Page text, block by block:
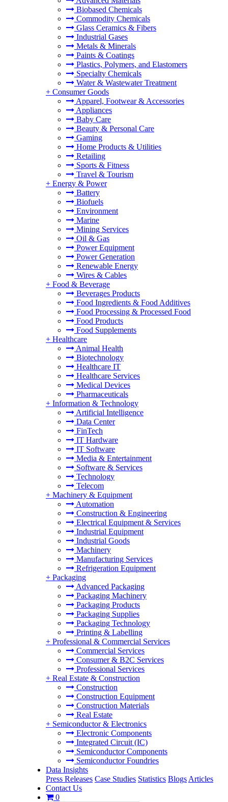
Biobased Chemicals
Commodity Chemicals
Glass Ceramics & Fibers
Industrial Gases
Metals & Minerals
Paints & Coatings
Plastics, Polymers, and Elastomers
Specialty Chemicals
Water & Wastewater Treatment
+ Consumer Goods
Apparel, Footwear & Accessories
Appliances
Baby Care
Beauty & Personal Care
Gaming
Home Products & Utilities
Retailing
Sports & Fitness
Travel & Tourism
+ Energy & Power
Battery
Biofuels
Environment
Marine
Mining Services
Oil & Gas
Power Equipment
Power Generation
Renewable Energy
Wires & Cables
+ Food & Beverage
Beverages Products
Food Ingredients & Food Additives
Food Processing & Processed Food
Food Products
Food Supplements
+ Healthcare
Animal Health
Biotechnology
Healthcare IT
Healthcare Services
Medical Devices
Pharmaceuticals
+ Information & Technology
Artificial Intelligence
Data Center
FinTech
IT Hardware
IT Software
Media & Entertainment
Software & Services
Technology
Telecom
+ Machinery & Equipment
Automation
Construction & Engineering
Electrical Equipment & Services
Industrial Equipment
Industrial Goods
Machinery
Manufacturing Services
Refrigeration Equipment
+ Packaging
Advanced Packaging
Packaging Machinery
Packaging Products
Packaging Supplies
Packaging Technology
Printing & Labelling
+ Professional & Commercial Services
Commercial Services
Consumer & B2C Services
Professional Services
+ Real Estate & Construction
Construction
Construction Equipment
Construction Materials
Real Estate
+ Semiconductor & Electronics
Electronic Components
Integrated Circuit (IC)
Semiconductor Components
Semiconductor Foundries
Data Insights
Press Releases Case Studies Statistics Blogs Articles
Contact Us
0